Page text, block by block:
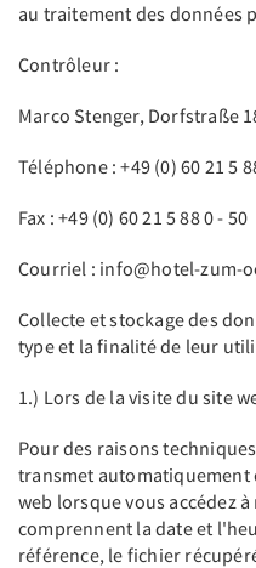
au traitement des données
Contrôleur :
Marco Stenger, Dorfstraße
Téléphone : +49 (0) 60 21 5
Fax : +49 (0) 60 21 5 88 0 - 50
Courriel : info@hotel-zum-
Collecte et stockage des
type et la finalité de leur
1.) Lors de la visite du site
Pour des raisons
transmet automatiquement
web lorsque vous accédez
comprennent la date et
référence, le fichier